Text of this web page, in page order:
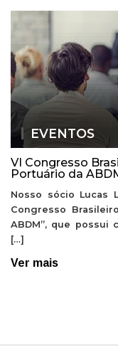
EVENTOS
VI Congresso
Portuário da
Nosso sócio Lucas
Congresso
ABDM”, que
[…]
Ver mais